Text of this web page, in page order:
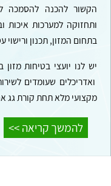
הקשור להכנה להסמכה
ותחזוקה למערכות איכות
בתחום המזון, תכנון ורישוי
יש לנו יועצי בטיחות מזון
ואדריכלים שעומדים
מקצועי מלא תחת קורת גג
להמשך קריאה >>